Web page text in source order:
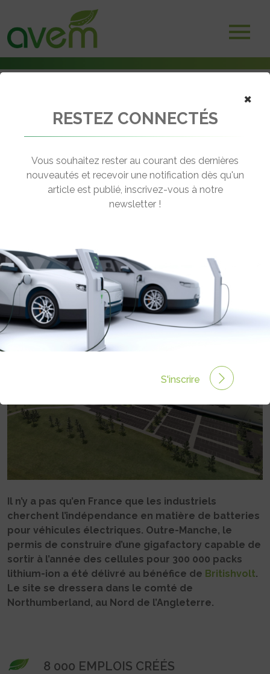
300 000 packs lithium-ion par an avec la gigafactory de Britishvolt
← Revenir aux actualités
AVEC LA GIGAFACTORY DE
BRITISHVOLT
Rédigé par Philippe Schwoerer le 20 Juil 2021 à 17:30
0 commentaires
Il n’y a pas qu’en France que les industriels
cherchent l’indépendance en matière de batteries
pour véhicules électriques. Outre-Manche, le
permis de construire d’une gigafactory capable de
sortir à l’année des cellules pour 300 000 packs
lithium-ion a été délivré au bénéfice de Britishvolt.
Le site se dressera dans le comté de
Northumberland, au Nord de l’Angleterre.
8 000 EMPLOIS CRÉÉS
×
RESTEZ CONNECTÉS
Vous souhaitez rester au courant des dernières
nouveautés et recevoir une notification dès qu'un
article est publié, inscrivez-vous à notre
newsletter !
S'inscrire